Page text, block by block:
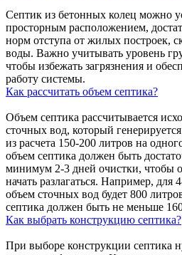
Септик из бетонных колец можно
просторным расположением,
норм отступа от жилых построек,
воды. Важно учитывать уровень
чтобы избежать загрязнения и
работу системы.
Как рассчитать объем септика?
Объем септика рассчитывается
сточных вод, который
из расчета 150-200 литров на
объем септика должен быть
минимум 2-3 дней очистки, чтобы
начать разлагаться. Например, для
объем сточных вод будет 800
септика должен быть не меньше
Как выбрать конструкцию септика?
При выборе конструкции септика